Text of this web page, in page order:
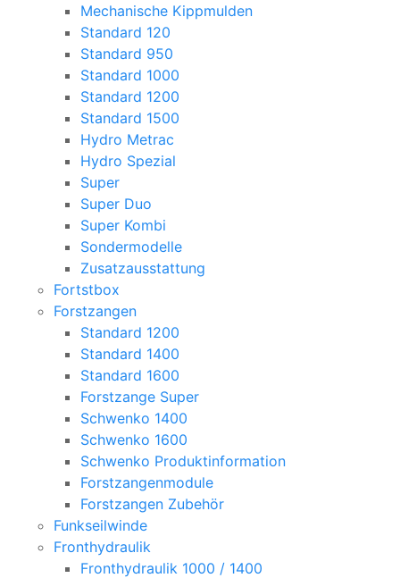
Mechanische Kippmulden
Standard 120
Standard 950
Standard 1000
Standard 1200
Standard 1500
Hydro Metrac
Hydro Spezial
Super
Super Duo
Super Kombi
Sondermodelle
Zusatzausstattung
Fortstbox
Forstzangen
Standard 1200
Standard 1400
Standard 1600
Forstzange Super
Schwenko 1400
Schwenko 1600
Schwenko Produktinformation
Forstzangenmodule
Forstzangen Zubehör
Funkseilwinde
Fronthydraulik
Fronthydraulik 1000 / 1400